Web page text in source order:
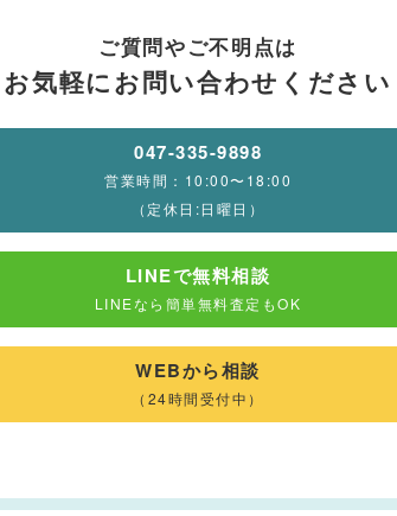
ご質問やご不明点は
お気軽にお問い合わせください
047-335-9898
営業時間：10:00〜18:00
（定休日:日曜日）
LINEで無料相談
LINEなら簡単無料査定もOK
WEBから相談
（24時間受付中）